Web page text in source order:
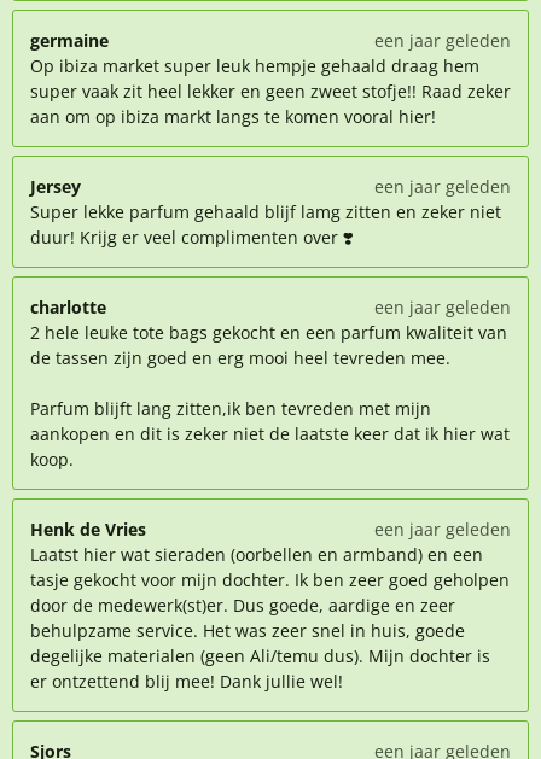
germaine
een jaar geleden
Op ibiza market super leuk hempje gehaald draag hem
super vaak zit heel lekker en geen zweet stofje!! Raad zeker
aan om op ibiza markt langs te komen vooral hier!
Jersey
een jaar geleden
Super lekke parfum gehaald blijf lamg zitten en zeker niet
duur! Krijg er veel complimenten over ❣️
charlotte
een jaar geleden
2 hele leuke tote bags gekocht en een parfum kwaliteit van
de tassen zijn goed en erg mooi heel tevreden mee.
Parfum blijft lang zitten,ik ben tevreden met mijn
aankopen en dit is zeker niet de laatste keer dat ik hier wat
koop.
Henk de Vries
een jaar geleden
Laatst hier wat sieraden (oorbellen en armband) en een
tasje gekocht voor mijn dochter. Ik ben zeer goed geholpen
door de medewerk(st)er. Dus goede, aardige en zeer
behulpzame service. Het was zeer snel in huis, goede
degelijke materialen (geen Ali/temu dus). Mijn dochter is
er ontzettend blij mee! Dank jullie wel!
Sjors een jaar geleden